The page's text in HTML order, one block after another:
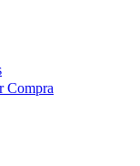
Compra